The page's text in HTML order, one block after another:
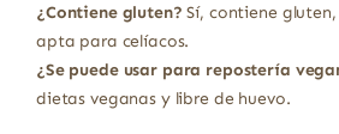
¿Contiene gluten? Sí, contiene
apta para celíacos.
¿Se puede usar para repostería
dietas veganas y libre de huevo.